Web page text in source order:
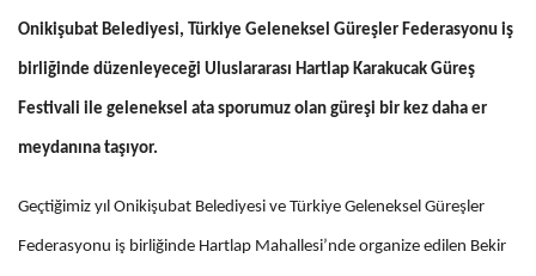
Onikişubat Belediyesi, Türkiye Geleneksel Güreşler Federasyonu iş
birliğinde düzenleyeceği Uluslararası Hartlap Karakucak Güreş
Festivali ile geleneksel ata sporumuz olan güreşi bir kez daha er
meydanına taşıyor.
Geçtiğimiz yıl Onikişubat Belediyesi ve Türkiye Geleneksel Güreşler
Federasyonu iş birliğinde Hartlap Mahallesi’nde organize edilen Bekir